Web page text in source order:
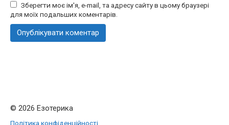
Зберегти моє ім'я, e-mail, та адресу сайту в цьому браузері
для моїх подальших коментарів.
© 2026 Езотерика
Політика конфіденційності